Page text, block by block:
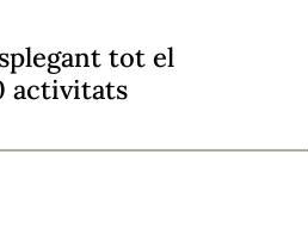
tot el
activitats